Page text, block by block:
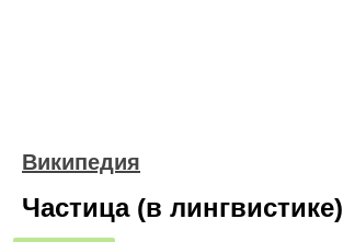
Википедия
Частица (в лингвистике)